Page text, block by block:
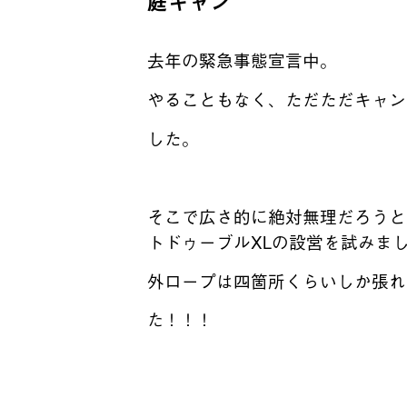
去年の緊急事態宣言中。
やることもなく、ただただキャ
した。
そこで広さ的に絶対無理だろう
ト ドゥーブルXLの設営を試みま
外ロープは四箇所くらいしか張
た！！！